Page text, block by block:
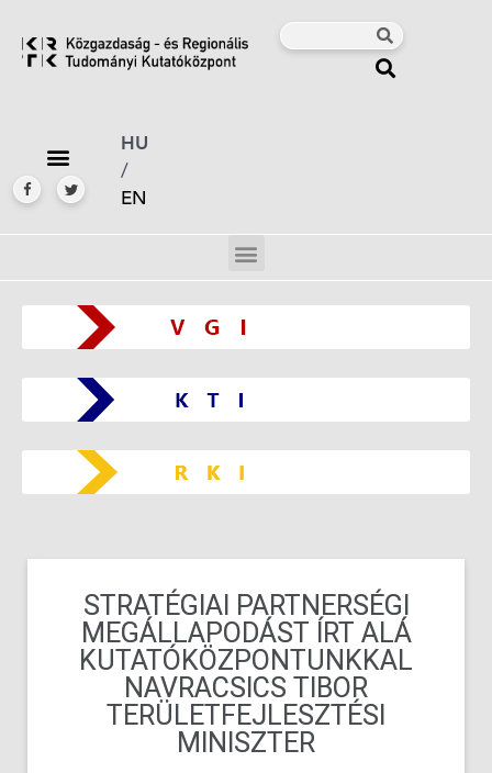
HU
/
EN
STRATÉGIAI PARTNERSÉGI
MEGÁLLAPODÁST ÍRT ALÁ
KUTATÓKÖZPONTUNKKAL
NAVRACSICS TIBOR
TERÜLETFEJLESZTÉSI
MINISZTER